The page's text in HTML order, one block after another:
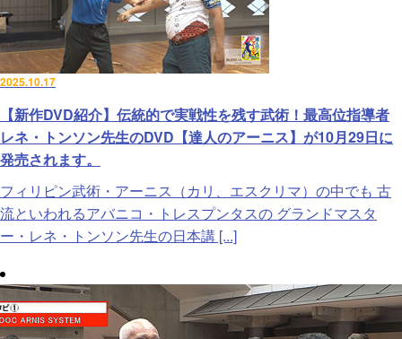
2025.10.17
【新作DVD紹介】伝統的で実戦性を残す武術！最高位指導者
レネ・トンソン先生のDVD【達人のアーニス】が10月29日に
発売されます。
フィリピン武術・アーニス（カリ、エスクリマ）の中でも 古
流といわれるアバニコ・トレスプンタスの グランドマスタ
ー・レネ・トンソン先生の日本講 [...]